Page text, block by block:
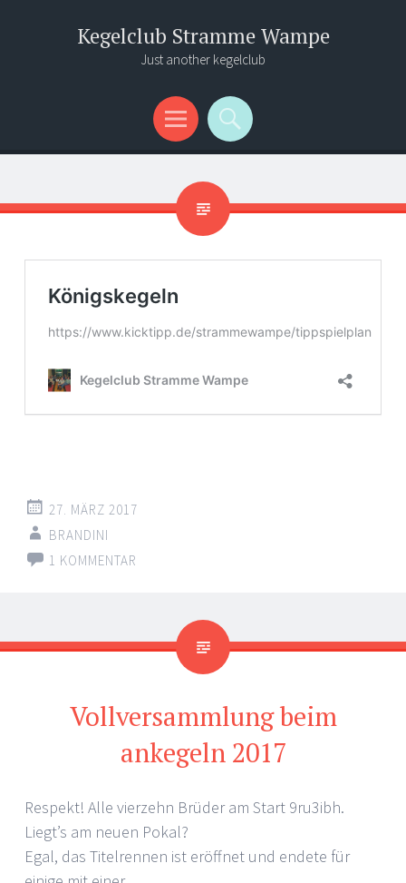
Kegelclub Stramme Wampe
Just another kegelclub
Menü
Suchen
27. MÄRZ 2017
BRANDINI
1 KOMMENTAR
Vollversammlung beim
ankegeln 2017
Respekt! Alle vierzehn Brüder am Start 9ru3ibh.
Liegt’s am neuen Pokal?
Egal, das Titelrennen ist eröffnet und endete für